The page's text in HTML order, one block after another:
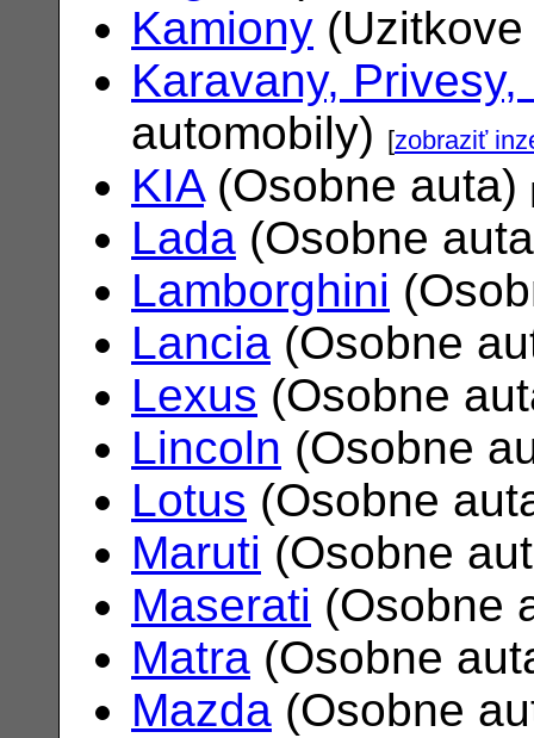
Kamiony
Karavany, Privesy,
automobily)
[zobraziť
KIA(Osobne auta)
Lada (Osobne
Lamborghini
Lancia (Osobne
Lexus (Osobne
Lincoln (Osobne
Lotus (Osobne
Maruti (Osobne
Maserati (Osobne
Matra (Osobne
Mazda (Osobne